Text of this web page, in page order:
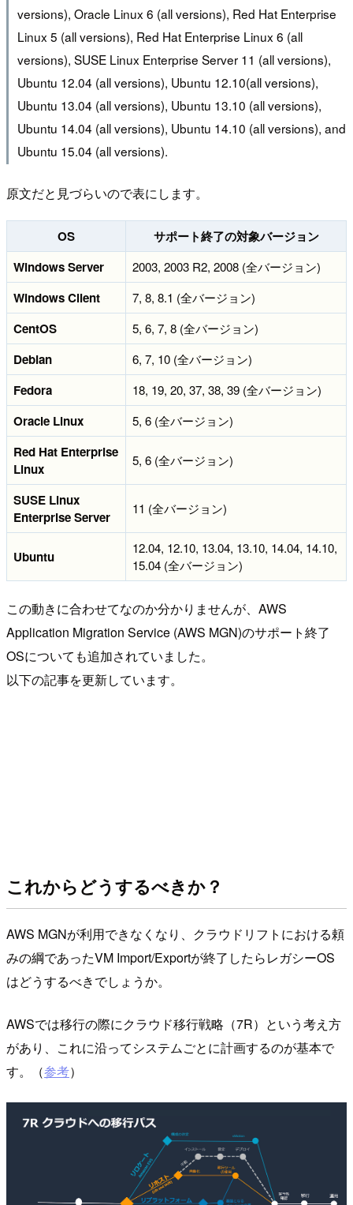
versions), Oracle Linux 6 (all versions), Red Hat Enterprise
Linux 5 (all versions), Red Hat Enterprise Linux 6 (all
versions), SUSE Linux Enterprise Server 11 (all versions),
Ubuntu 12.04 (all versions), Ubuntu 12.10(all versions),
Ubuntu 13.04 (all versions), Ubuntu 13.10 (all versions),
Ubuntu 14.04 (all versions), Ubuntu 14.10 (all versions), and
Ubuntu 15.04 (all versions).
原文だと見づらいので表にします。
OS
サポート終了の対象バージョン
Windows Server
2003, 2003 R2, 2008 (全バージョン)
Windows Client 7, 8, 8.1 (全バージョン)
CentOS 5, 6, 7, 8 (全バージョン)
Debian 6, 7, 10 (全バージョン)
Fedora 18, 19, 20, 37, 38, 39 (全バージョン)
Oracle Linux 5, 6 (全バージョン)
Red Hat Enterprise
Linux
5, 6 (全バージョン)
SUSE Linux
Enterprise Server
11 (全バージョン)
Ubuntu
12.04, 12.10, 13.04, 13.10, 14.04, 14.10,
15.04 (全バージョン)
この動きに合わせてなのか分かりませんが、AWS
Application Migration Service (AWS MGN)のサポート終了
OSについても追加されていました。
以下の記事を更新しています。
これからどうするべきか？
AWS MGNが利用できなくなり、クラウドリフトにおける頼
みの綱であったVM Import/Exportが終了したらレガシーOS
はどうするべきでしょうか。
AWSでは移行の際にクラウド移行戦略（7R）という考え方
があり、これに沿ってシステムごとに計画するのが基本で
す。（参考）